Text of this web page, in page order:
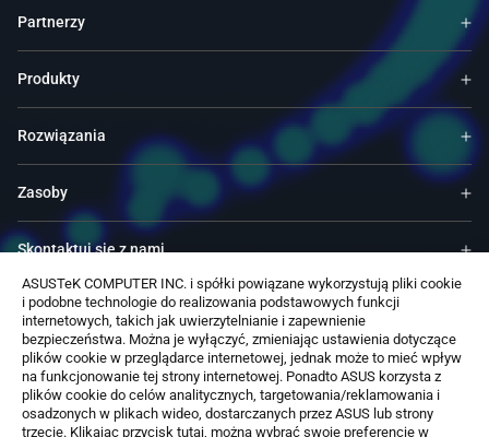
ASUSTeK COMPUTER INC. i spółki powiązane wykorzystują pliki cookie
i podobne technologie do realizowania podstawowych funkcji
internetowych, takich jak uwierzytelnianie i zapewnienie
bezpieczeństwa. Można je wyłączyć, zmieniając ustawienia dotyczące
plików cookie w przeglądarce internetowej, jednak może to mieć wpływ
na funkcjonowanie tej strony internetowej. Ponadto ASUS korzysta z
plików cookie do celów analitycznych, targetowania/reklamowania i
osadzonych w plikach wideo, dostarczanych przez ASUS lub strony
trzecie. Klikając przycisk tutaj, można wybrać swoje preferencje w
Partnerzy
Produkty
Rozwiązania
Zasoby
Skontaktuj się z nami
Usługi & Programy
Wsparcie techniczne
Oprogramowanie